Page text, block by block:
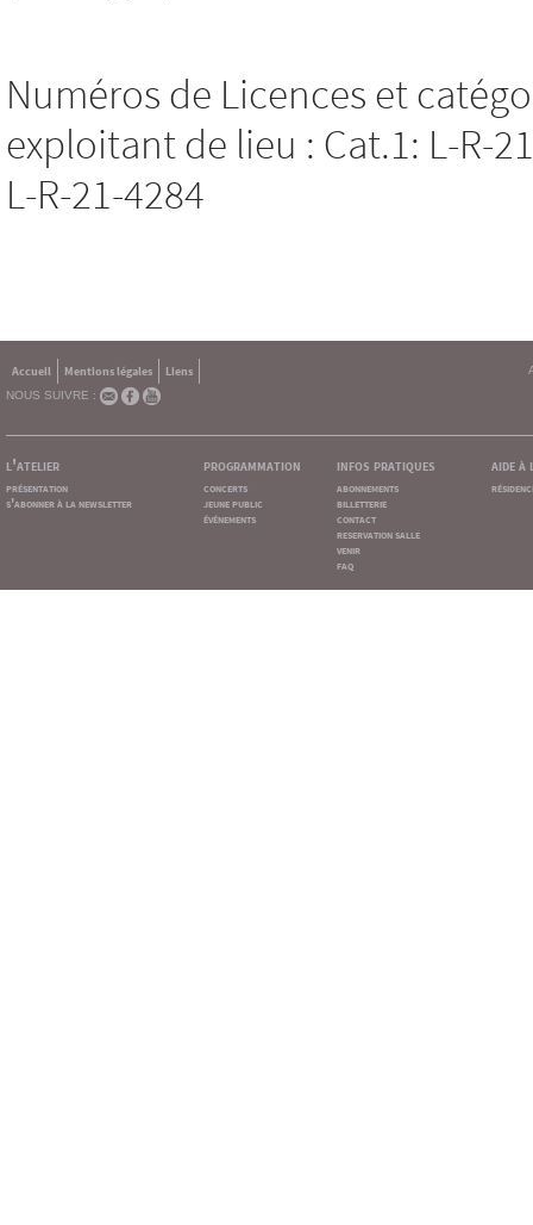
Numéros de Licences et
exploitant de lieu : Cat.1: L-R-
L-R-21-4284
Accueil Mentions légales
Liens
NOUS SUIVRE :
l'atelier
présentation
s'abonner à la newsletter
programmation
concerts
jeune public
événements
infos pratiques
abonnements
billetterie
contact
reservation salle
venir
faq
aide